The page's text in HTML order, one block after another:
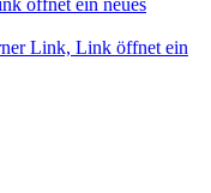
Link, Link öffnet ein